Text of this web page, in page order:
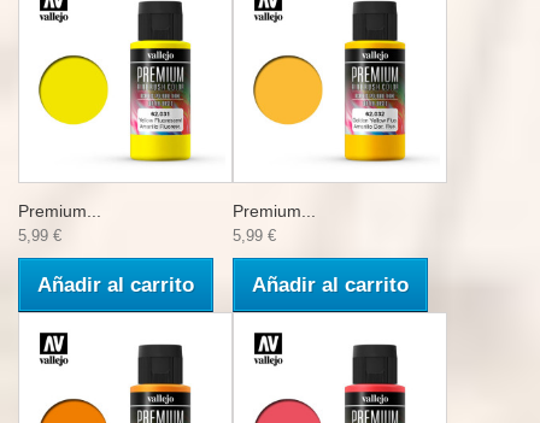
Premium...
5,99 €
Añadir al carrito
Premium...
5,99 €
Añadir al carrito